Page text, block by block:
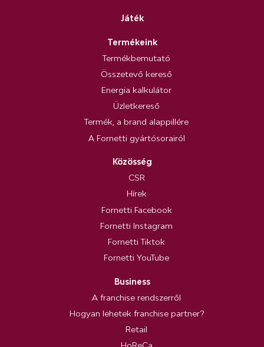
Játék
Termékeink
Termékbemutató
Összetevő kereső
Energia kalkulátor
Üzletkereső
Termék, a brand alappillére
A Fornetti gyártósorairól
Közösség
CSR
Hírek
Fornetti Facebook
Fornetti Instagram
Fornetti Tiktok
Fornetti YouTube
Business
A franchise rendszerről
Hogyan lehetek franchise partner?
Retail